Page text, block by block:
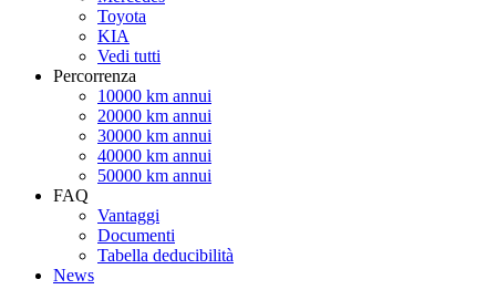
Toyota
KIA
Vedi tutti
Percorrenza
10000 km annui
20000 km annui
30000 km annui
40000 km annui
50000 km annui
FAQ
Vantaggi
Documenti
Tabella deducibilità
News